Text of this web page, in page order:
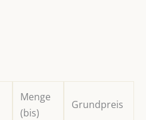
Menge
(bis)
Grundpreis